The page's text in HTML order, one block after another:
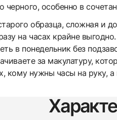
черного, особенно в
образца, сложная и
на часах крайне
в понедельник без
за макулатуру,
кому нужны часы на руку, а